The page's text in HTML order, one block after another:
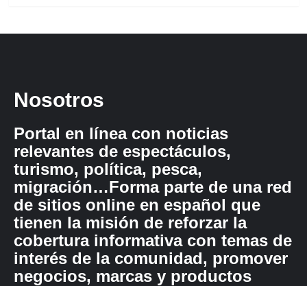
Nosotros
Portal en línea con noticias
relevantes de espectáculos,
turismo, política, pesca,
migración…Forma parte de una red
de sitios online en español que
tienen la misión de reforzar la
cobertura informativa con temas de
interés de la comunidad, promover
negocios, marcas y productos